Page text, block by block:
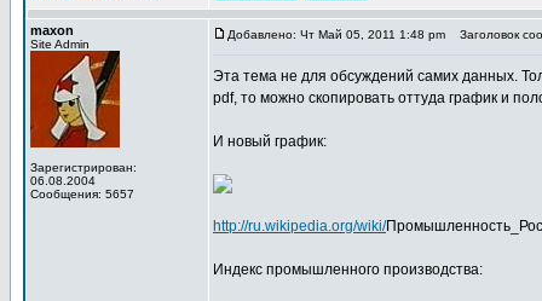
maxon
Site Admin
Зарегистрирован:
06.08.2004
Сообщения: 5657
Добавлено: Чт Май 05, 2011 1:48 pm Заголовок
Эта тема не для обсуждений самих данных.
pdf, то можно скопировать оттуда график и
И новый график:
http://ru.wikipedia.org/wiki/
Индекс промышленного производства: